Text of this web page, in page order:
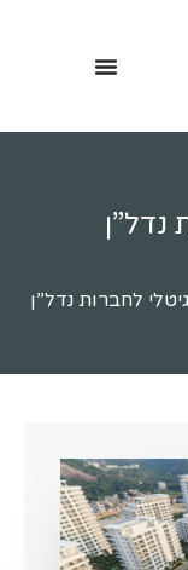
נדל”ן
לחברות נדל”ן